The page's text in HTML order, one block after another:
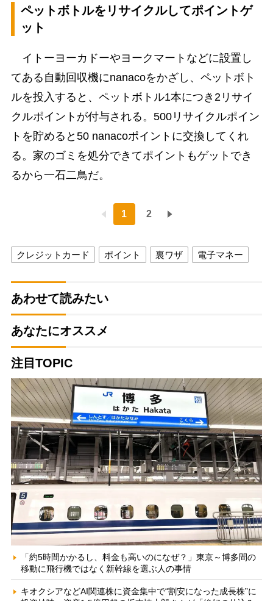
ペットボトルをリサイクルしてポイントゲ
ット
イトーヨーカドーやヨークマートなどに設置し
てある自動回収機にnanacoをかざし、ペットボト
ルを投入すると、ペットボトル1本につき2リサイ
クルポイントが付与される。500リサイクルポイン
トを貯めると50 nanacoポイントに交換してくれ
る。家のゴミを処分できてポイントもゲットでき
るから一石二鳥だ。
1 2
クレジットカード ポイント 裏ワザ 電子マネー
あわせて読みたい
あなたにオススメ
注目TOPIC
「約5時間かかるし、料金も高いのになぜ？」東京～博多間の
移動に飛行機ではなく新幹線を選ぶ人の事情
キオクシアなどAI関連株に資金集中で“割安になった成長株”に